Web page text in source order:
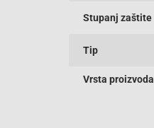
Stupanj zaštite
Tip
Vrsta proizvoda